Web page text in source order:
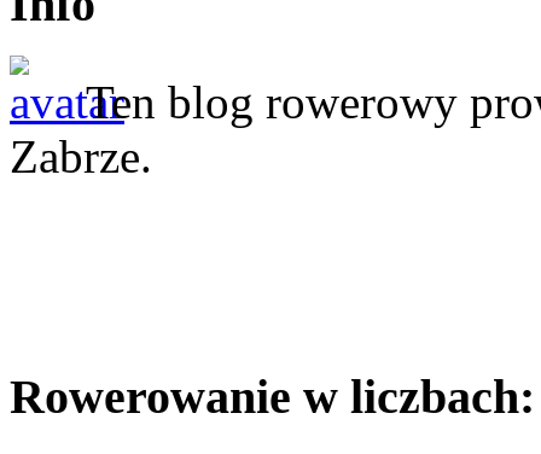
Ten blog rowerowy
Zabrze.
Rowerowanie w liczbach: